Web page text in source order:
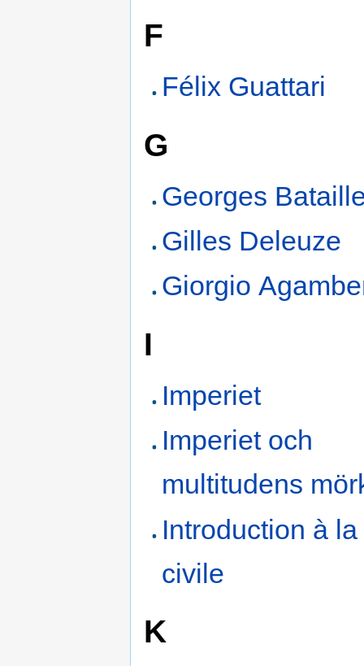
F
Félix Guattari
G
Georges
Gilles Deleuze
Giorgio
I
Imperiet
Imperiet och
multitudens
Introduction à
civile
K